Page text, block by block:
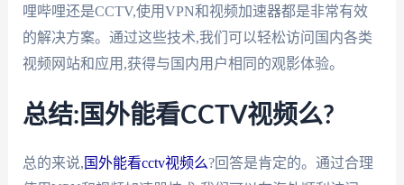
哩哔哩还是CCTV,使用VPN和视频加速器都是非常有效
的解决方案。通过这些技术,我们可以轻松访问国内各类
视频网站和应用,获得与国内用户相同的观影体验。
总结:国外能看CCTV视频么?
总的来说, 国外能看cctv视频么?回答是肯定的。通过合理